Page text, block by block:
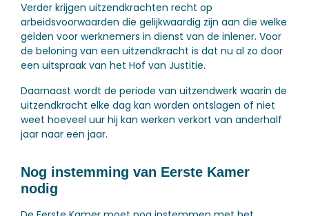
Verder krijgen uitzendkrachten recht op
arbeidsvoorwaarden die gelijkwaardig zijn aan die welke
gelden voor werknemers in dienst van de inlener. Voor
de beloning van een uitzendkracht is dat nu al zo door
een uitspraak van het Hof van Justitie.
Daarnaast wordt de periode van uitzendwerk waarin de
uitzendkracht elke dag kan worden ontslagen of niet
weet hoeveel uur hij kan werken verkort van anderhalf
jaar naar een jaar.
Nog instemming van Eerste Kamer
nodig